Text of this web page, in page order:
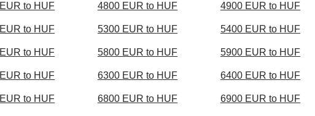
to HUF 4800 EUR to HUF 4900 EUR to HUF
to HUF 5300 EUR to HUF 5400 EUR to HUF
to HUF 5800 EUR to HUF 5900 EUR to HUF
to HUF 6300 EUR to HUF 6400 EUR to HUF
to HUF 6800 EUR to HUF 6900 EUR to HUF